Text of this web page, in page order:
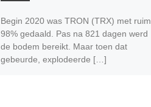
Begin 2020 was TRON (TRX) met ruim
98% gedaald. Pas na 821 dagen werd
de bodem bereikt. Maar toen dat
gebeurde, explodeerde […]